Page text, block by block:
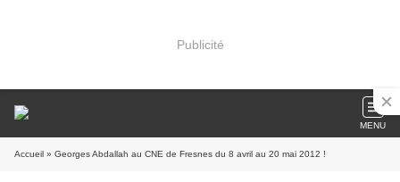
Publicité
MENU
Accueil » Georges Abdallah au CNE de Fresnes du 8 avril au 20 mai 2012 !